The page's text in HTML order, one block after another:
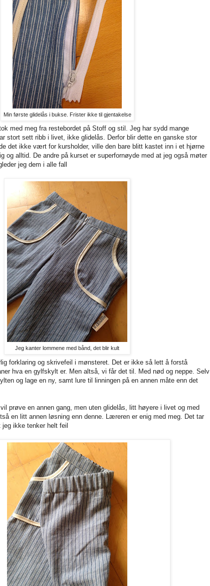
Min første glidelås i bukse. Frister ikke til gjentakelse
med meg fra restebordet på Stoff og stil. Jeg har sydd mange
stort sett ribb i livet, ikke glidelås. Derfor blir dette en ganske stor
det ikke vært for kursholder, ville den bare blitt kastet inn i et hjørne
og alltid. De andre på kurset er superfornøyde med at jeg også møter
jeg dem i alle fall
Jeg kanter lommene med bånd, det blir kult
forklaring og skrivefeil i mønsteret. Det er ikke så lett å forstå
hva en gylfskylt er. Men altså, vi får det til. Med nød og neppe. Selv
og lage en ny, samt lure til linningen på en annen måte enn det
prøve en annen gang, men uten glidelås, litt høyere i livet og med
en litt annen løsning enn denne. Læreren er enig med meg. Det tar
ikke tenker helt feil